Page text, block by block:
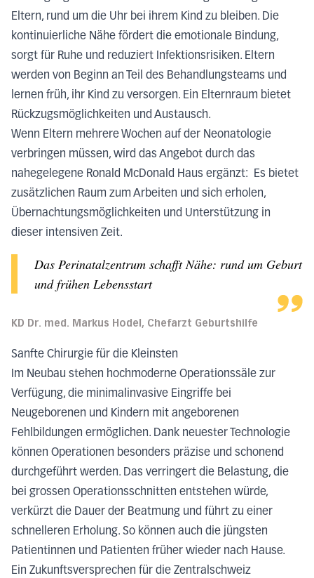
Eltern, rund um die Uhr bei ihrem Kind zu bleiben. Die
kontinuierliche Nähe fördert die emotionale Bindung,
sorgt für Ruhe und reduziert Infektionsrisiken. Eltern
werden von Beginn an Teil des Behandlungsteams und
lernen früh, ihr Kind zu versorgen. Ein Elternraum bietet
Rückzugsmöglichkeiten und Austausch.
Wenn Eltern mehrere Wochen auf der Neonatologie
verbringen müssen, wird das Angebot durch das
nahegelegene Ronald McDonald Haus ergänzt: Es bietet
zusätzlichen Raum zum Arbeiten und sich erholen,
Übernachtungsmöglichkeiten und Unterstützung in
dieser intensiven Zeit.
Das Perinatalzentrum schafft Nähe: rund um Geburt
und frühen Lebensstart
KD Dr. med. Markus Hodel, Chefarzt Geburtshilfe
Sanfte Chirurgie für die Kleinsten
Im Neubau stehen hochmoderne Operationssäle zur
Verfügung, die minimalinvasive Eingriffe bei
Neugeborenen und Kindern mit angeborenen
Fehlbildungen ermöglichen. Dank neuester Technologie
können Operationen besonders präzise und schonend
durchgeführt werden. Das verringert die Belastung, die
bei grossen Operationsschnitten entstehen würde,
verkürzt die Dauer der Beatmung und führt zu einer
schnelleren Erholung. So können auch die jüngsten
Patientinnen und Patienten früher wieder nach Hause.
Ein Zukunftsversprechen für die Zentralschweiz